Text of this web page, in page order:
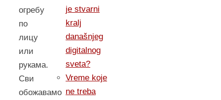
огребу
по
лицу
или
рукама.
Сви
обожавамо
je stvarni
kralj
današnjeg
digitalnog
sveta?
Vreme koje
ne treba